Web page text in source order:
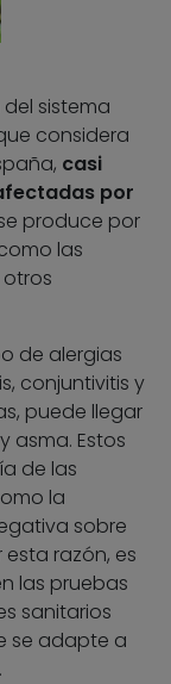
sistema
considera
casi
por
produce por
las
de alergias
conjuntivitis y
puede llegar
asma. Estos
de las
la
sobre
esta razón, es
las pruebas
sanitarios
se adapte a